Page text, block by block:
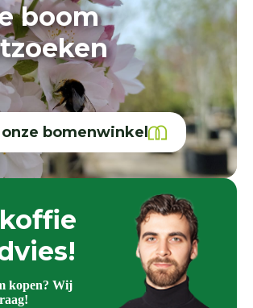
boom
bomenwinkel
kopen? Wij